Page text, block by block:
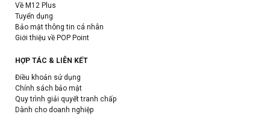
Về M12 Plus
Tuyển dụng
Bảo mật thông tin cá nhân
Giới thiệu về POP Point
HỢP TÁC & LIÊN KẾT
Điều khoản sử dụng
Chính sách bảo mật
Quy trình giải quyết tranh chấp
Dành cho doanh nghiệp